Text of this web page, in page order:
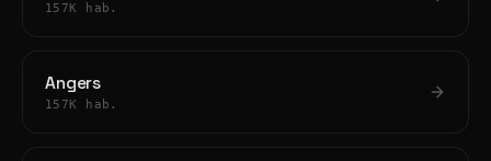
157K hab.
Angers
157K hab.